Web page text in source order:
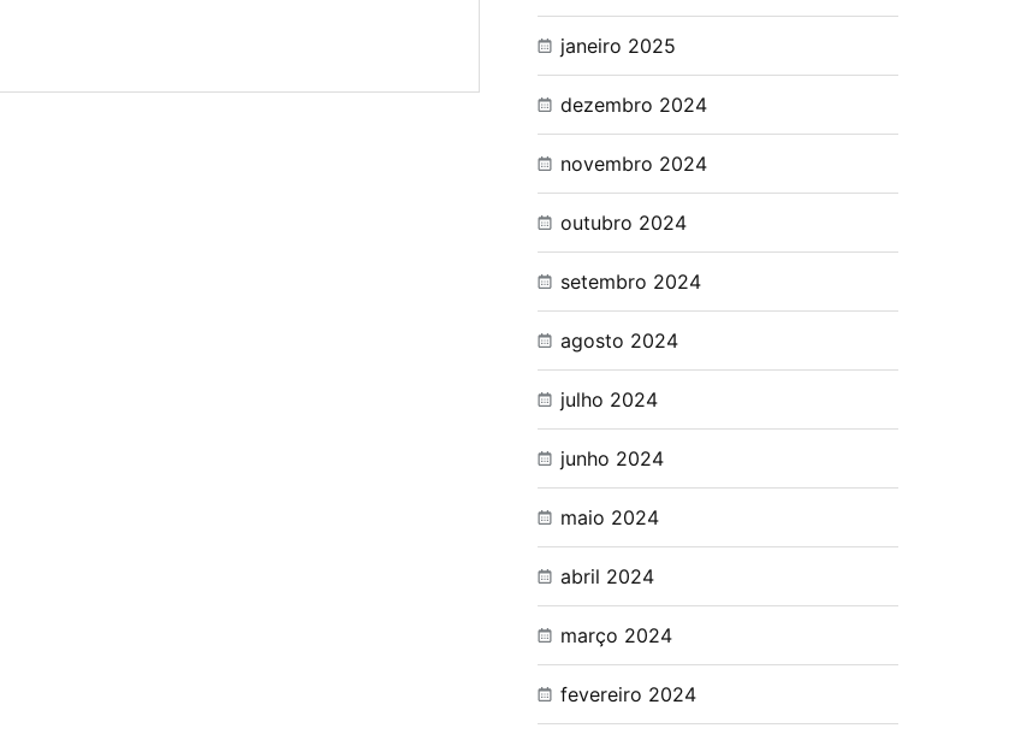
janeiro 2025
dezembro 2024
novembro 2024
outubro 2024
setembro 2024
agosto 2024
julho 2024
junho 2024
maio 2024
abril 2024
março 2024
fevereiro 2024